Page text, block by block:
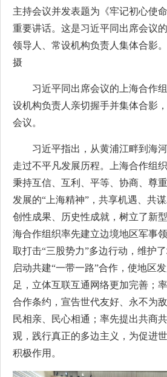
主持会议并发表题为《牢记初心使
重要讲话。这是习近平同出席会议
领导人、常设机构负责人集体合影
摄
习近平同出席会议的上海合作
设机构负责人亲切握手并集体合影
会议。
习近平指出，从黄浦江畔到海
走过不平凡发展历程。上海合作组
秉持互信、互利、平等、协商、尊
发展的“上海精神”，共享机遇、共
创性成果、历史性成就，树立了新
海合作组织率先建立边境地区军事
取打击“三股势力”多边行动，维护
启动共建“一带一路”合作，使地区
足，立体互联互通网络更加完善；
合作条约，宣告世代友好、永不为
民相亲、民心相通；率先提出共商
观，践行真正的多边主义，为促进
积极作用。